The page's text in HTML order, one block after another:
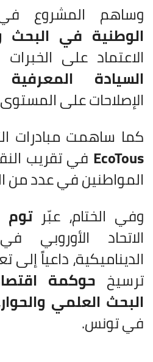
وساهم المشروع
الوطنية في البحث
الاعتماد على الخبرات
السيادة المعرفية
الإصلاحات على
كما ساهمت مبادرات
EcoTous في تقريب
المواطنين في عدد من
وفي الختام، عبّرتوم
الاتحاد
الديناميكية، داعياً إلى
ترسيخ حوكمة
البحث العلمي والحوار
في تونس.